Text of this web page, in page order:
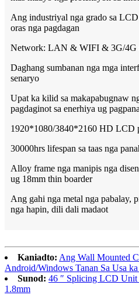
Ang industriyal nga grado sa
oras nga pagdagan
Network: LAN & WIFI & 3G/4G
Daghang sumbanan nga mga
senaryo
Upat ka kilid sa makapabugnaw
pagdaginot sa enerhiya ug
1920*1080/3840*2160 HD LCD
30000hrs lifespan sa taas nga
Alloy frame nga manipis nga
ug 18mm thin boarder
Ang gahi nga metal nga pabalay,
nga hapin, dili dali madaot
Kaniadto: Ang Wall Mounted
Android/Windows Tanan Sa Usa
Sunod: 46 ″ Splicing LCD Unit
1.8mm